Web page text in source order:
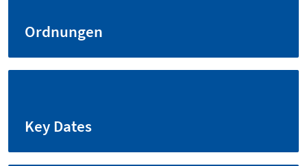
Ordnungen
Key Dates